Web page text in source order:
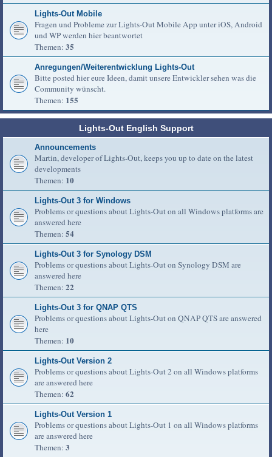
Lights-Out Mobile
Fragen und Probleme zur Lights-Out Mobile App unter iOS, Android
und WP werden hier beantwortet
Themen: 35
Anregungen/Weiterentwicklung Lights-Out
Bitte posted hier eure Ideen, damit unsere Entwickler sehen was die
Community wünscht.
Themen: 155
Lights-Out English Support
Announcements
Martin, developer of Lights-Out, keeps you up to date on the latest
developments
Themen: 10
Lights-Out 3 for Windows
Problems or questions about Lights-Out on all Windows platforms are
answered here
Themen: 54
Lights-Out 3 for Synology DSM
Problems or questions about Lights-Out on Synology DSM are
answered here
Themen: 22
Lights-Out 3 for QNAP QTS
Problems or questions about Lights-Out on QNAP QTS are answered
here
Themen: 10
Lights-Out Version 2
Problems or questions about Lights-Out 2 on all Windows platforms
are answered here
Themen: 62
Lights-Out Version 1
Problems or questions about Lights-Out 1 on all Windows platforms
are answered here
Themen: 3